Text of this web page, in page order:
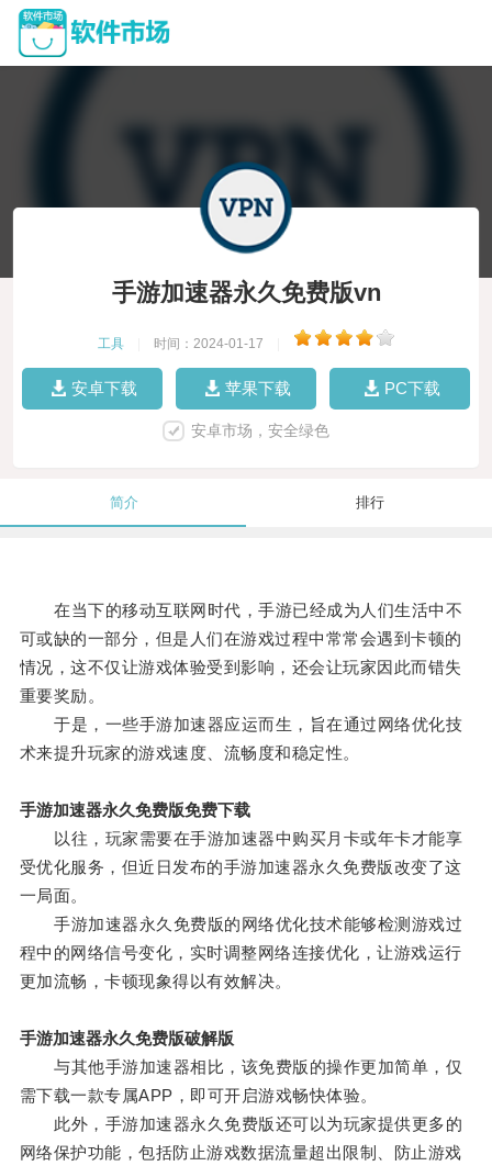
手游加速器永久免费版vn
工具 时间：2024-01-17
安卓下载 苹果下载 PC下载
安卓市场，安全绿色
简介 排行
在当下的移动互联网时代，手游已经成为人们生活中不
可或缺的一部分，但是人们在游戏过程中常常会遇到卡顿的
情况，这不仅让游戏体验受到影响，还会让玩家因此而错失
重要奖励。
于是，一些手游加速器应运而生，旨在通过网络优化技
术来提升玩家的游戏速度、流畅度和稳定性。
手游加速器永久免费版免费下载
以往，玩家需要在手游加速器中购买月卡或年卡才能享
受优化服务，但近日发布的手游加速器永久免费版改变了这
一局面。
手游加速器永久免费版的网络优化技术能够检测游戏过
程中的网络信号变化，实时调整网络连接优化，让游戏运行
更加流畅，卡顿现象得以有效解决。
手游加速器永久免费版破解版
与其他手游加速器相比，该免费版的操作更加简单，仅
需下载一款专属APP，即可开启游戏畅快体验。
此外，手游加速器永久免费版还可以为玩家提供更多的
网络保护功能，包括防止游戏数据流量超出限制、防止游戏